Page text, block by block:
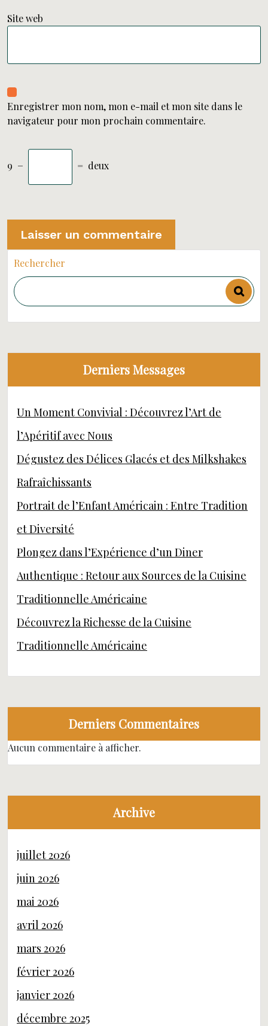
Site web
Enregistrer mon nom, mon e-mail et mon site dans le
navigateur pour mon prochain commentaire.
9 − = deux
Rechercher
Derniers Messages
Un Moment Convivial : Découvrez l’Art de
l’Apéritif avec Nous
Dégustez des Délices Glacés et des Milkshakes
Rafraîchissants
Portrait de l’Enfant Américain : Entre Tradition
et Diversité
Plongez dans l’Expérience d’un Diner
Authentique : Retour aux Sources de la Cuisine
Traditionnelle Américaine
Découvrez la Richesse de la Cuisine
Traditionnelle Américaine
Derniers Commentaires
Aucun commentaire à afficher.
Archive
juillet 2026
juin 2026
mai 2026
avril 2026
mars 2026
février 2026
janvier 2026
décembre 2025